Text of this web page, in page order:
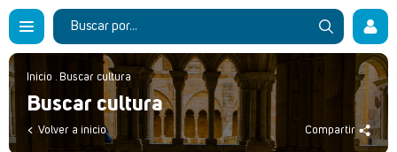
Inicio . Buscar cultura
Buscar cultura
Volver a inicio Compartir